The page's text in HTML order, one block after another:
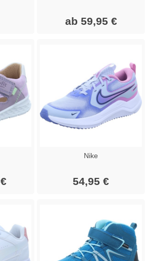
ab 59,95 €
Nike
54,95 €